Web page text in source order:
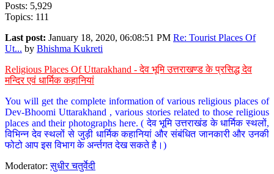
Posts: 5,929
Topics: 111
Last post: January 18, 2020, 06:08:51 PM Re: Tourist Places Of
Ut... by Bhishma Kukreti
Religious Places Of Uttarakhand - देव भूमि उत्तराखण्ड के प्रसिद्ध देव
मन्दिर एवं धार्मिक कहानियां
You will get the complete information of various religious places of
Dev-Bhoomi Uttarakhand , various stories related to those religious
places and their photographs here. ( देव भूमि उत्तराखंड के धार्मिक स्थलों,
विभिन्न देव स्थलों से जुड़ी धार्मिक कहानियां और संबंधित जानकारी और उनकी
फोटो आप इस विभाग के अर्न्तगत देख सकते है।)
Moderator:सुधीर चतुर्वेदी